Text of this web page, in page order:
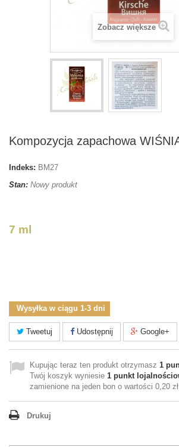
Zobacz większe
Kompozycja zapachowa
Indeks: BM27
Stan: Nowy produkt
7 ml
Wysyłka w ciągu 1-3 dni
Tweetuj Udostępnij Google+
Kupując teraz ten produkt otrzymasz 1
Twój koszyk wyniesie 1 punkt
zamienione na jeden bon o wartości 0,20 zł
Drukuj